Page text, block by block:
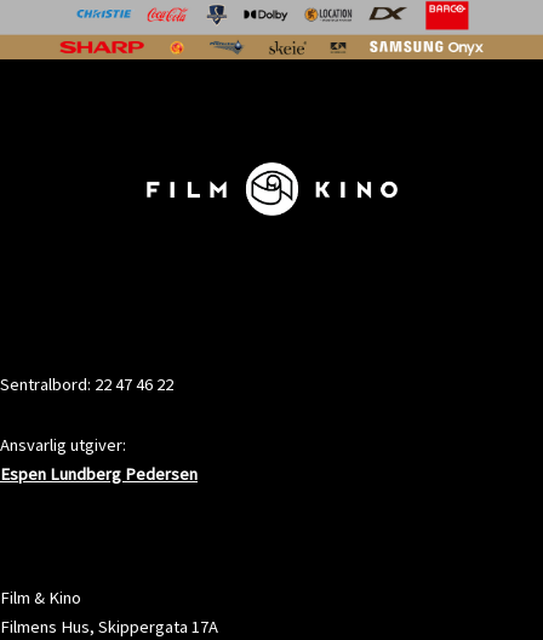
Sentralbord: 22 47 46 22
Ansvarlig utgiver:
Espen Lundberg Pedersen
Film & Kino
Filmens Hus, Skippergata 17A